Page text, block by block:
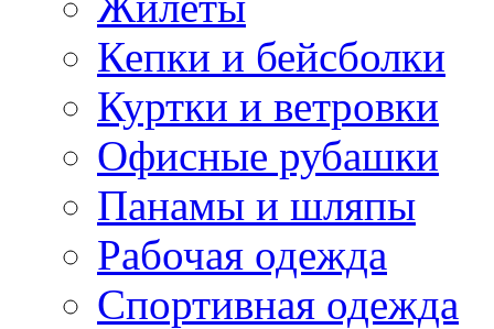
Кепки и бейсболки
Куртки и ветровки
Офисные рубашки
Панамы и шляпы
Рабочая одежда
Спортивная одежда